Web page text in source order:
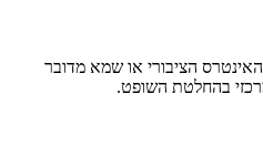
הציבורי או שמא מדובר
בהחלטת השופט.